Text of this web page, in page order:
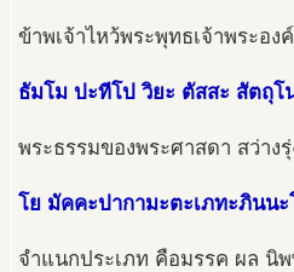
ข้าพเจ้าไหว้พระพุทธเจ้าพระอง
ธัมโม ปะทีโป วิยะ ตัสสะ สัตถุโ
พระธรรมของพระศาสดา สว่าง
โย มัคคะปากามะตะเภทะภินนะ
จำแนกประเภท คือมรรค ผล นิ